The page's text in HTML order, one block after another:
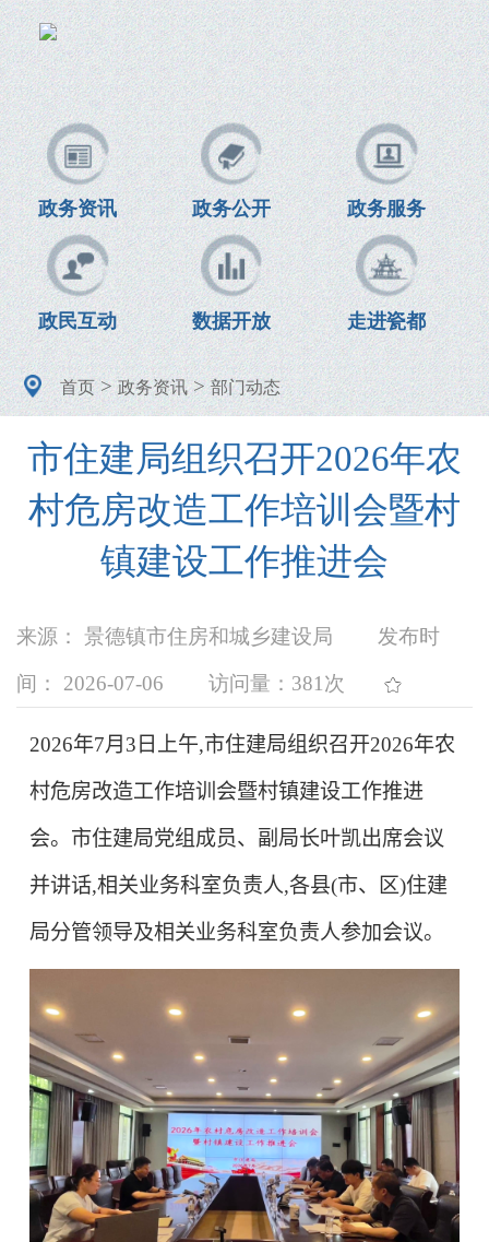
政务资讯 政务公开 政务服务
政民互动 数据开放 走进瓷都
首页>政务资讯>部门动态
市住建局组织召开2026年农
村危房改造工作培训会暨村
镇建设工作推进会
来源： 景德镇市住房和城乡建设局 发布时
间： 2026-07-06 访问量： 381次
2026年7月 3 日上午,市住建局组织召开2026年农
村危房改造工作培训会暨村镇建设工作推进
会。市住建局党组成员、副局长叶凯出席会议
并讲话,相关业务科室负责人,各县(市、区)住建
局分管领导及相关业务科室负责人参加会议。